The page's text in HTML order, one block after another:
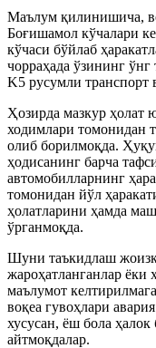
Маълум қилинишича,
Боғишамол кўчалари
кўчаси бўйлаб
чорраҳада ўзининг
K5 русумли транспорт
Ҳозирда мазкур
ходимлари томонидан
олиб борилмоқда.
ҳодисанинг барча
автомобилларнинг
томонидан йўл
ҳолатларини ҳамда
ўрганмоқда.
Шуни таъкидлаш
жароҳатланганлар ёки
маълумот
воқеа гувоҳлари
хусусан, ёш бола
айтмоқдалар.